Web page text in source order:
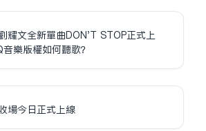
耀文全新單曲DON'T STOP正式上
樂版權如何聽歌？
場今日正式上線